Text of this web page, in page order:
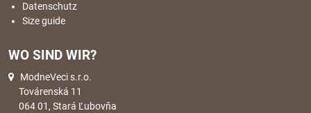
Datenschutz
Size guide
WO SIND WIR?
ModneVeci s.r.o.
Továrenská 11
064 01, Stará Ľubovňa